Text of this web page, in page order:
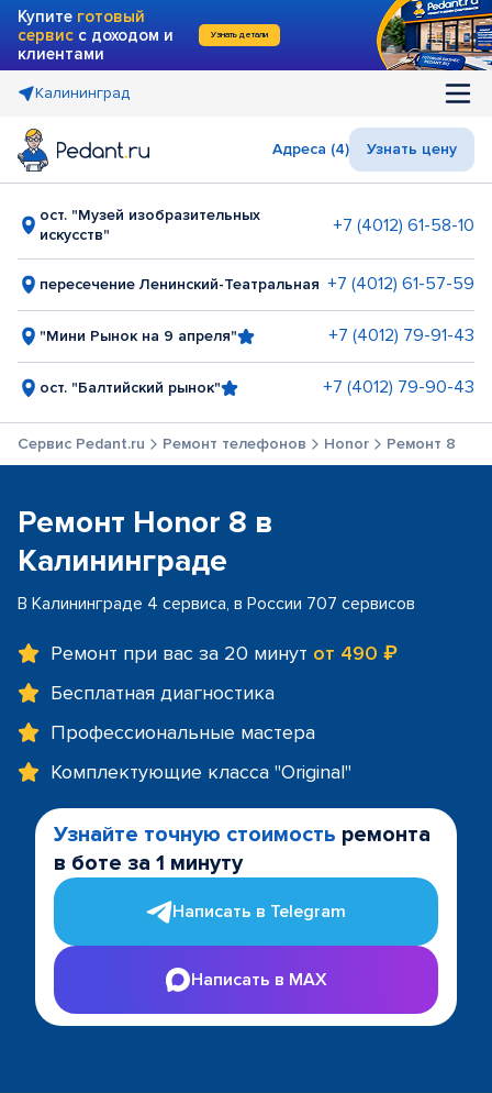
Купите готовый
сервис с доходом и
клиентами
Узнать детали
Калининград
Адреса (4) Узнать цену
ост. "Музей изобразительных
искусств"
+7 (4012) 61-58-10
пересечение Ленинский-Театральная +7 (4012) 61-57-59
"Мини Рынок на 9 апреля" +7 (4012) 79-91-43
ост. "Балтийский рынок" +7 (4012) 79-90-43
Сервис Pedant.ru Ремонт телефонов Honor Ремонт 8
Ремонт Honor 8 в
Калининграде
В Калининграде 4 сервиса, в России 707 сервисов
Ремонт при вас за 20 минут от 490 ₽
Бесплатная диагностика
Профессиональные мастера
Комплектующие класса "Original"
Узнайте точную стоимость ремонта
в боте за 1 минуту
Написать в Telegram
Написать в MAX